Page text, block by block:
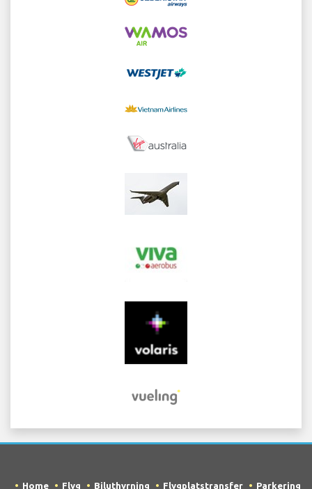
Home Flyg Biluthyrning Flygplatstransfer Parkering